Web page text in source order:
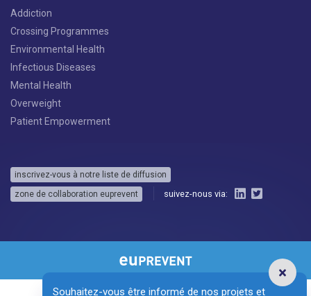
Souhaitez-vous être informé de nos projets et
Addiction
Crossing Programmes
Environmental Health
Infectious Diseases
Mental Health
Overweight
Patient Empowerment
inscrivez-vous à notre liste de diffusion
zone de collaboration euprevent
suivez-nous via: